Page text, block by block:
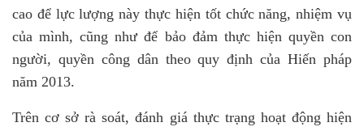
cao để lực lượng này thực hiện tốt chức năng, nhiệm vụ
của mình, cũng như để bảo đảm thực hiện quyền con
người, quyền công dân theo quy định của Hiến pháp
năm 2013.
Trên cơ sở rà soát, đánh giá thực trạng hoạt động hiện